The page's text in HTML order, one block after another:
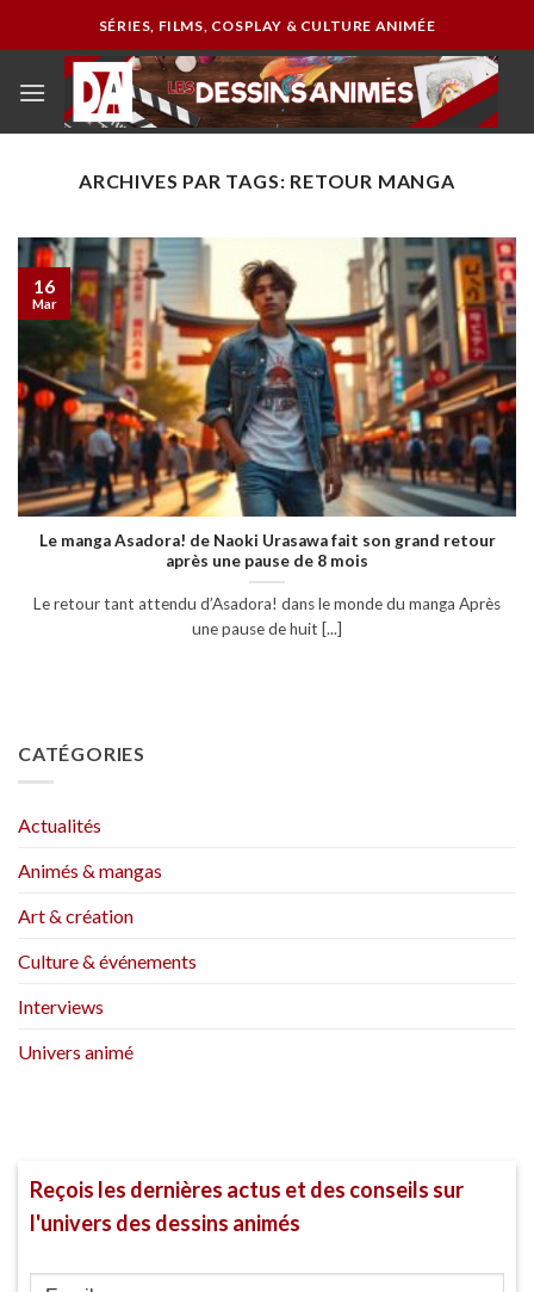
SÉRIES, FILMS, COSPLAY & CULTURE ANIMÉE
ARCHIVES PAR TAGS: RETOUR MANGA
Le manga Asadora! de Naoki Urasawa fait son grand retour
après une pause de 8 mois
Le retour tant attendu d’Asadora! dans le monde du manga Après
une pause de huit [...]
16
Mar
CATÉGORIES
Actualités
Animés & mangas
Art & création
Culture & événements
Interviews
Univers animé
Reçois les dernières actus et des conseils sur
l'univers des dessins animés